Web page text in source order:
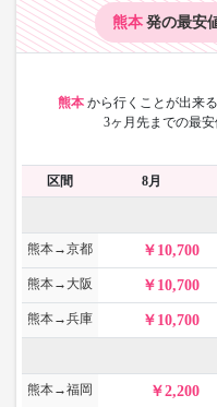
熊本 発の最安
熊本 から行くことが出来
3ヶ月先までの最安
区間 8月
熊本→京都 10,700
熊本→大阪 10,700
熊本→兵庫 10,700
熊本→福岡 2,200